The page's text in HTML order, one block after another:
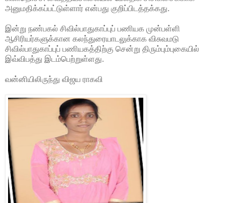
அனுமதிக்கப்பட்டுள்ளார் என்பது குறிப்பிடத்தக்கது.
இன்று நண்பகல் சிவில்பாதுகாப்புப் பணியக முன்பள்ளி
ஆசிரியர்களுக்கான கலந்துரையாடலுக்காக விசுவமடு
சிவில்பாதுகாப்புப் பணியகத்திற்கு சென்று திரும்பும்புகையில்
இவ்விபத்து இடம்பெற்றுள்ளது.
வன்னியிலிருந்து விஜய ராகவி